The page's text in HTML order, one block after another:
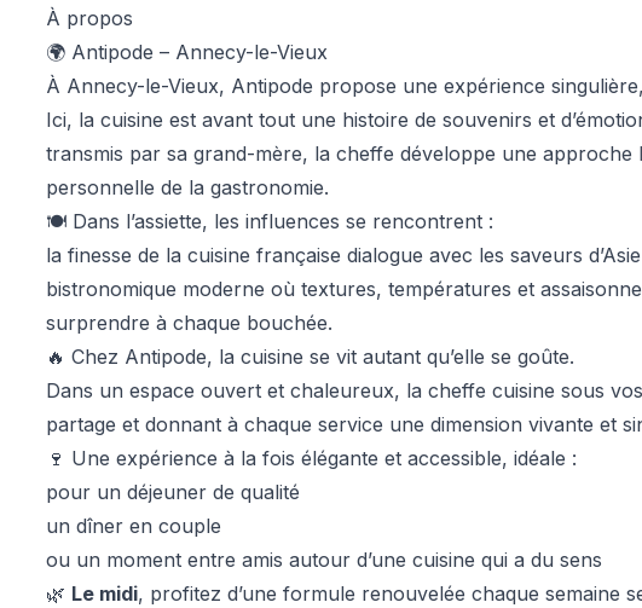
À propos
🌍 Antipode – Annecy-le-Vieux
À Annecy-le-Vieux, Antipode propose une expérience
Ici, la cuisine est avant tout une histoire de souvenirs et
transmis par sa grand-mère, la cheffe développe une
personnelle de la gastronomie.
🍽️ Dans l’assiette, les influences se rencontrent :
la finesse de la cuisine française dialogue avec les saveurs
bistronomique moderne où textures, températures et
surprendre à chaque bouchée.
🔥 Chez Antipode, la cuisine se vit autant qu’elle se goûte.
Dans un espace ouvert et chaleureux, la cheffe cuisine sous
partage et donnant à chaque service une dimension vivante et
🍷 Une expérience à la fois élégante et accessible, idéale :
pour un déjeuner de qualité
un dîner en couple
ou un moment entre amis autour d’une cuisine qui a du sens
🌿 Le midi, profitez d’une formule renouvelée chaque semaine